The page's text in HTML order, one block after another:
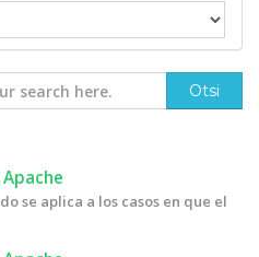
se aplica a los casos en que el